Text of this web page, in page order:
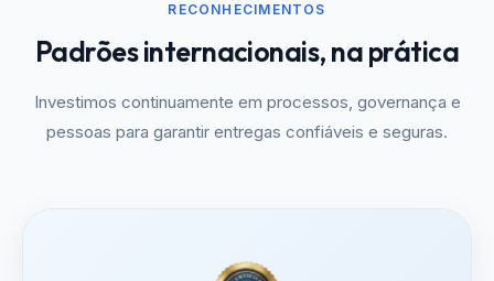
RECONHECIMENTOS
Padrões internacionais, na prática
Investimos continuamente em processos, governança e
pessoas para garantir entregas confiáveis e seguras.